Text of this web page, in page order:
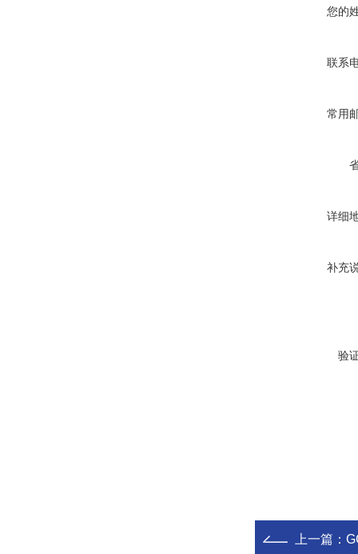
您的
联系
常用
详细
补充
验
上一篇：